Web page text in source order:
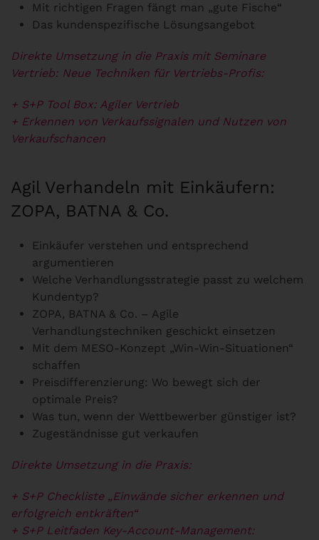
Mit richtigen Fragen fängt man „gute Fische“
Das kundenspezifische Lösungsangebot
Direkte Umsetzung in die Praxis mit Seminare
Vertrieb: Neue Techniken für Vertriebs-Profis:
+ S+P Tool Box: Agiler Vertrieb
+ Erkennen von Verkaufssignalen und Nutzen von
Verkaufschancen
Agil Verhandeln mit Einkäufern:
ZOPA, BATNA & Co.
Einkäufer verstehen und entsprechend
argumentieren
Welche Verhandlungsstrategie passt zu welchem
Kundentyp?
ZOPA, BATNA & Co. – Agile
Verhandlungstechniken geschickt einsetzen
Mit dem MESO-Konzept „Win-Win-Situationen“
schaffen
Preisdifferenzierung: Wo bewegt sich der
optimale Preis?
Was tun, wenn der Wettbewerber günstiger ist?
Zugeständnisse gut verkaufen
Direkte Umsetzung in die Praxis:
+ S+P Checkliste „Einwände sicher erkennen und
erfolgreich entkräften“
+ S+P Leitfaden Key-Account-Management: